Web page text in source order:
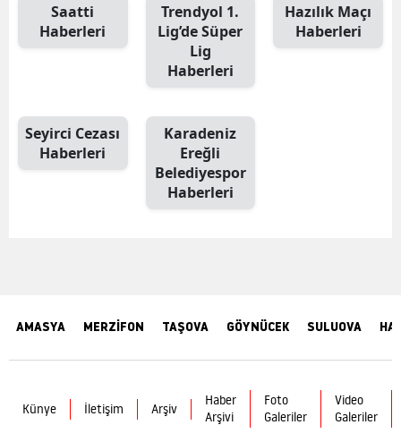
Saatti
Haberleri
Trendyol 1.
Lig’de Süper
Lig
Haberleri
Hazılık Maçı
Haberleri
Seyirci Cezası
Haberleri
Karadeniz
Ereğli
Belediyespor
Haberleri
AMASYA MERZİFON TAŞOVA GÖYNÜCEK SULUOVA
Künye İletişim Arşiv
Haber
Arşivi
Foto
Galeriler
Video
Galeriler